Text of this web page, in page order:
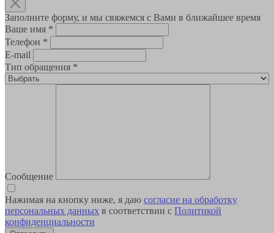
Заполните форму, и мы свяжемся с Вами в ближайшее время
Ваше имя *
Телефон *
E-mail
Тип обращения *
Сообщение
Нажимая на кнопку ниже, я даю согласие на обработку
персональных данных в соответствии с Политикой
конфиденциальности